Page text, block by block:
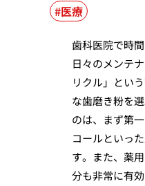
医療
歯科医院で時
日々のメンテ
リクル」とい
な歯磨き粉を
のは、まず第
コールといっ
す。また、薬
分も非常に有